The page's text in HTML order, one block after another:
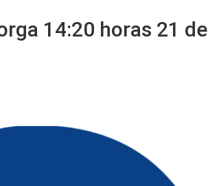
14:20 horas 21 de